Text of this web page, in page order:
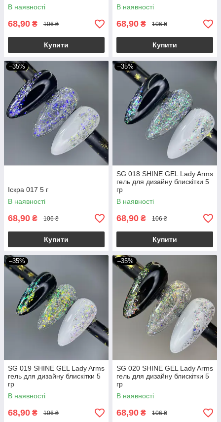
В наявності
68,90 ₴ 106 ₴
Купити
В наявності
68,90 ₴ 106 ₴
Купити
–35%
Іскра 017 5 г
В наявності
68,90 ₴ 106 ₴
Купити
–35%
SG 018 SHINE GEL Lady Arms
гель для дизайну блискітки 5
гр
В наявності
68,90 ₴ 106 ₴
Купити
–35%
SG 019 SHINE GEL Lady Arms
гель для дизайну блискітки 5
гр
В наявності
68,90 ₴ 106 ₴
–35%
SG 020 SHINE GEL Lady Arms
гель для дизайну блискітки 5
гр
В наявності
68,90 ₴ 106 ₴